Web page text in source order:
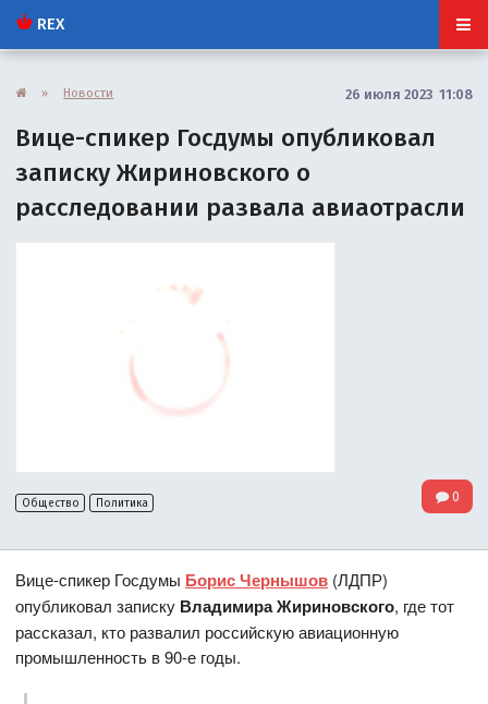
REX
» Новости 26 июля 2023 11:08
Вице-спикер Госдумы опубликовал
записку Жириновского о
расследовании развала авиаотрасли
Общество Политика 0
Вице-спикер Госдумы Борис Чернышов (ЛДПР)
опубликовал записку Владимира Жириновского, где тот
рассказал, кто развалил российскую авиационную
промышленность в 90-е годы.